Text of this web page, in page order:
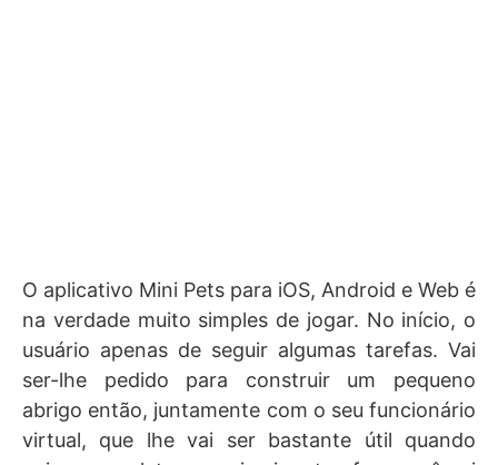
O aplicativo Mini Pets para iOS, Android e Web é
na verdade muito simples de jogar. No início, o
usuário apenas de seguir algumas tarefas. Vai
ser-lhe pedido para construir um pequeno
abrigo então, juntamente com o seu funcionário
virtual, que lhe vai ser bastante útil quando